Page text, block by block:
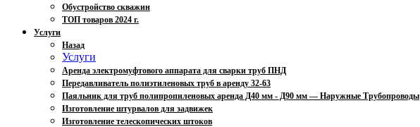
Обустройство скважин
ТОП товаров 2024 г.
Услуги
Назад
Услуги
Аренда электромуфтового аппарата для сварки труб ПНД
Передавливатель полиэтиленовых труб в аренду 32-63
Паяльник для труб полипропиленовых аренда Д40 мм - Д90 мм — Наружные Трубопроводы
Изготовление штурвалов для задвижек
Изготовление телескопических штоков